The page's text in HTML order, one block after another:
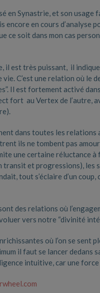
en Synastrie, et son
encore en cours
ce soit dans mon cas
il est très puissant, il
vie. C’est une relation où
Il est fortement activé
fort au Vertex de l’autre,
dans toutes les
ils ne tombent pas
une certaine réluctance
et progressions), les
tout s’éclaire d’un coup,
des relations où
vers notre “divinité
où l’on se sent
il faut se lancer dedans
intuitive, car une